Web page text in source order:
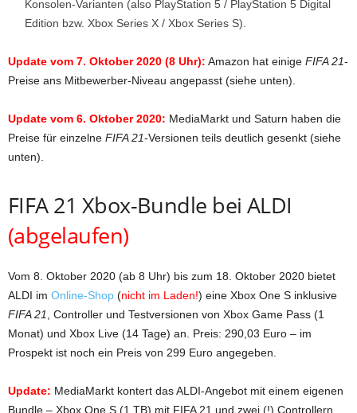
Konsolen-Varianten (also PlayStation 5 / PlayStation 5 Digital
Edition bzw. Xbox Series X / Xbox Series S).
Update vom 7. Oktober 2020 (8 Uhr): Amazon hat einige FIFA 21-
Preise ans Mitbewerber-Niveau angepasst (siehe unten).
Update vom 6. Oktober 2020: MediaMarkt und Saturn haben die
Preise für einzelne FIFA 21-Versionen teils deutlich gesenkt (siehe
unten).
FIFA 21 Xbox-Bundle bei ALDI
(abgelaufen)
Vom 8. Oktober 2020 (ab 8 Uhr) bis zum 18. Oktober 2020 bietet
ALDI im Online-Shop (nicht im Laden!) eine Xbox One S inklusive
FIFA 21, Controller und Testversionen von Xbox Game Pass (1
Monat) und Xbox Live (14 Tage) an. Preis: 290,03 Euro – im
Prospekt ist noch ein Preis von 299 Euro angegeben.
Update: MediaMarkt kontert das ALDI-Angebot mit einem eigenen
Bundle – Xbox One S (1 TB) mit FIFA 21 und zwei (!) Controllern